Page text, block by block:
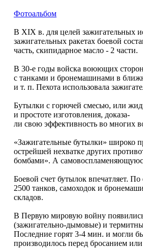
Фотоальбом
В XIX в. для целей зажигательных
зажигательных ракетах боевой
часть, скипидарное масло - 2 части.
В 30-е годы войска воюющих сторон
с танками и бронемашинами в
и т. п. Пехота использовала
Бутылки с горючей смесью, или
и простоте изготовления, доказа-
ли свою эффективность во многих
«Зажигательные бутылки» широко
острейшей нехватке других
бомбами». А
Боевой счет бутылок впечатляет.
2500 танков, самоходок и
складов.
В Первую мировую войну
(зажигательно-дымовые) и
Последние горят 3-4 мин. и могли
производилось перед бросанием